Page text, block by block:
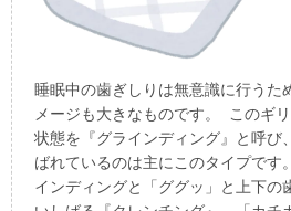
睡眠中の歯ぎしりは無意識に行うた
メージも大きなものです。 このギ
状態を『グラインディング』と呼び
ばれているのは主にこのタイプです
インディングと「ググッ」と上下の